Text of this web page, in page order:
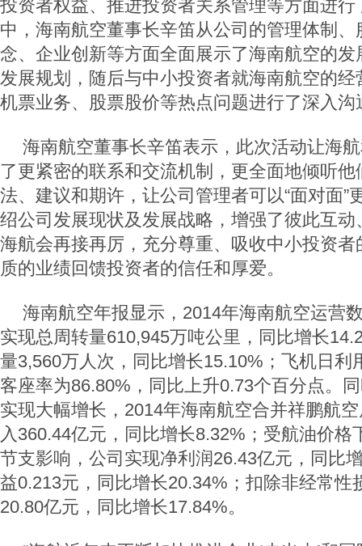
投资者权益、推进投资者关系管理等方面进
中，海南航空董事长辛笛从公司的管理体制
念、企业创新等方面全面展示了海南航空的
发展规划，随后与中小投资者就海南航空的
机票业务、股票股价等热点问题进行了深入沟
海南航空董事长辛笛表示，此次活动让海
了更紧密的联系和交流机制，更全面地倾听
法、建议和期许，让公司管理者可以“面对面”
绍公司发展现状及发展战略，增强了彼此互
海航会再接再厉，充分尊重、吸收中小投资
质的业绩回馈投资者的信任和厚爱。
海南航空年报显示，2014年海南航空运营
实现总周转量610,945万吨公里，同比增长
量3,560万人次，同比增长15.10%；飞机日利
客座率为86.80%，同比上升0.73个百分点。
实现大幅增长，2014年海南航空合并祥鹏航
入360.44亿元，同比增长8.32%；受航油价格
节支影响，公司实现净利润26.43亿元，同比
益0.213元，同比增长20.34%；扣除非经常性
20.80亿元，同比增长17.84%。